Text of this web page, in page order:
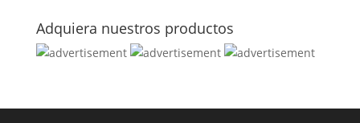
Adquiera nuestros productos